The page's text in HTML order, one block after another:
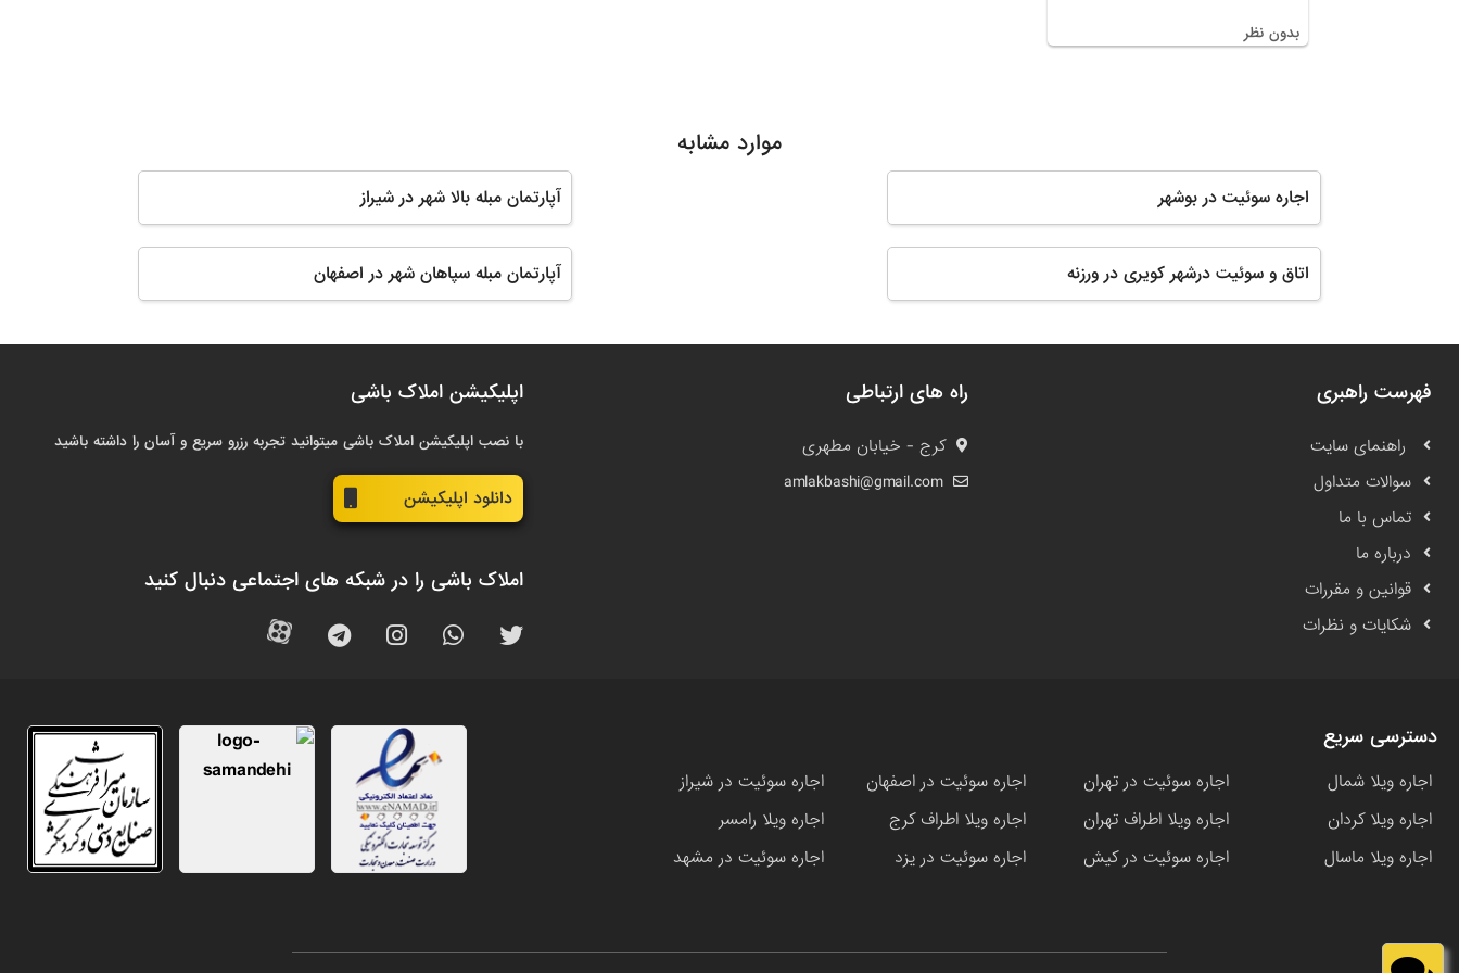
بدون نظر
موارد مشابه
اجاره سوئیت در بوشهر آپارتمان مبله بالا شهر در شیراز
اتاق و سوئیت درشهر کویری در ورزنه آپارتمان مبله سپاهان شهر در اصفهان
فهرست راهبری
راهنمای سایت
سوالات متداول
تماس با ما
درباره ما
قوانین و مقررات
شکایات و نظرات
راه های ارتباطی
کرج - خیابان مطهری
amlakbashi@gmail.com
اپلیکیشن املاک باشی
با نصب اپلیکیشن املاک باشی میتوانید تجربه رزرو سریع و آسان را داشته باشید
دانلود اپلیکیشن
املاک باشی را در شبکه های اجتماعی دنبال کنید
دسترسی سریع
اجاره ویلا شمال اجاره سوئیت در تهران اجاره سوئیت در اصفهان
اجاره سوئیت در شیراز
اجاره ویلا کردان
اجاره ویلا اطراف تهران اجاره ویلا اطراف کرج
اجاره ویلا رامسر
اجاره ویلا ماسال
اجاره سوئیت در کیش اجاره سوئیت در یزد اجاره سوئیت در مشهد